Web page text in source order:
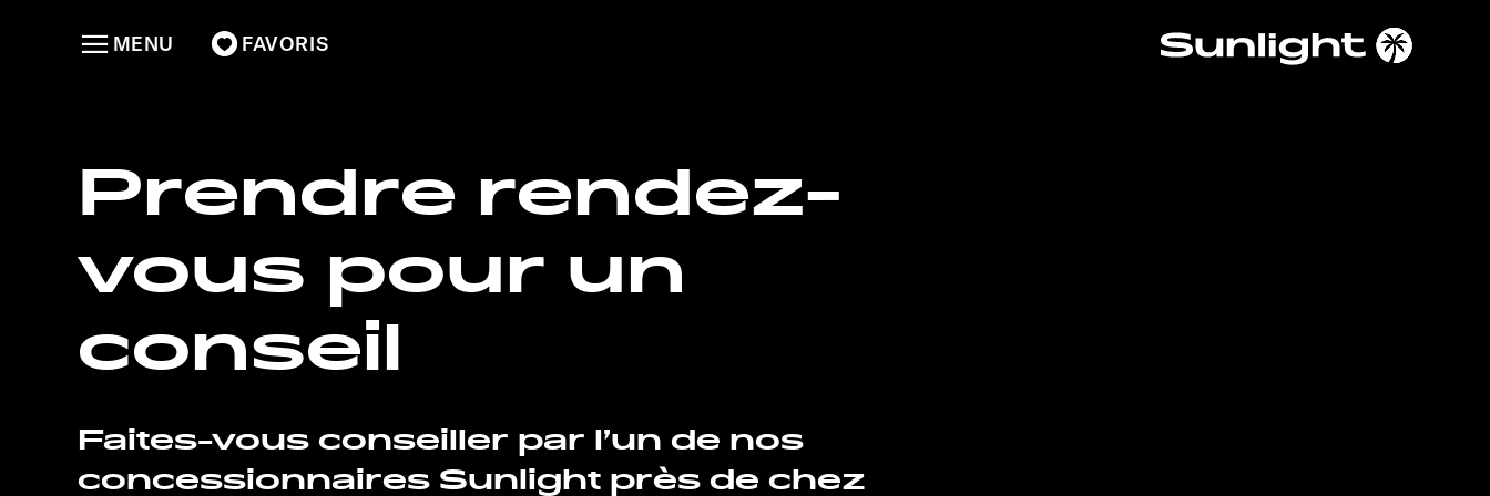
FAVORIS
MENU
Prendre rendez-
vous pour un
conseil
Faites-vous conseiller par l’un de nos
concessionnaires Sunlight près de chez